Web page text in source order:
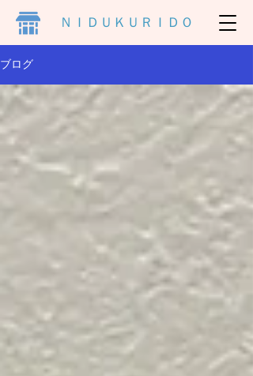
ＮＩＤＵＫＵＲＩＤＯ
ブログ